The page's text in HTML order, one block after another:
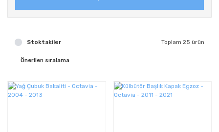
Stoktakiler Toplam 25 ürün